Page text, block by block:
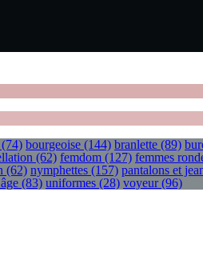
(74) bourgeoise (144) branlette (89)
(62) femdom (127) femmes
(62) nymphettes (157) pantalons et
(83) uniformes (28) voyeur(96)